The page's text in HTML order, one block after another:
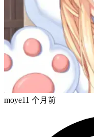
moye11 个月前